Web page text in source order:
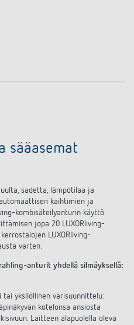
sääasemat
sadetta, lämpötilaa ja
kaihtimien ja
kombisäteilyanturin käyttö
jopa 20 LUXORliving-
LUXORliving-
varten.
anturit yhdellä silmäyksellä:
tai yksilöllinen värisuunnittelu:
kotelonsa ansiosta
Laitteen alapuolella oleva